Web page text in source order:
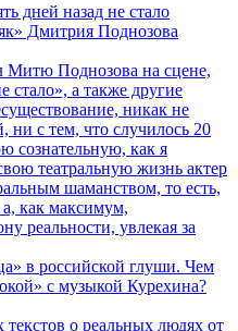
дней назад не стало
Дмитрия Поднозова
Митю Поднозова на сцене,
стало», а также другие
никак не
с тем, что случилось 20
сознательную, как я
театральную жизнь актер
шаманством, то есть,
как максимум,
реальности, увлекая за
в российской глуши. Чем
с музыкой Курехина?
о реальных людях от